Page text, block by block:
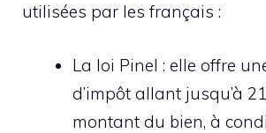
utilisées par les français :
La loi Pinel : elle offre
d’impôt allant jusqu’à
montant du bien, à